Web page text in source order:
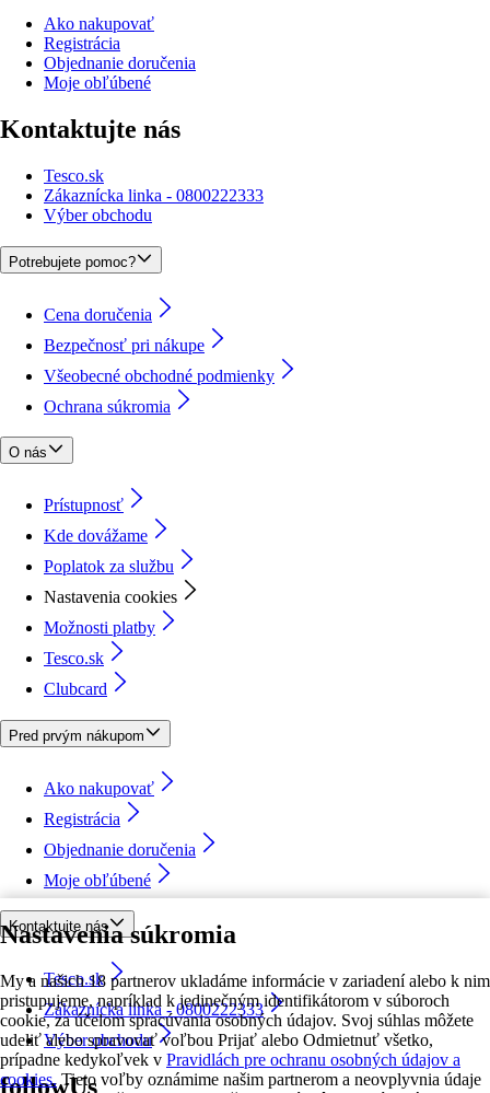
Nastavenia súkromia
My a našich 18 partnerov ukladáme informácie v zariadení alebo k nim
pristupujeme, napríklad k jedinečným identifikátorom v súboroch
cookie, za účelom spracúvania osobných údajov. Svoj súhlas môžete
udeliť alebo spravovať voľbou Prijať alebo Odmietnuť všetko,
prípadne kedykoľvek v Pravidlách pre ochranu osobných údajov a
cookies. Tieto voľby oznámime našim partnerom a neovplyvnia údaje
Ako nakupovať
Registrácia
Objednanie doručenia
Moje obľúbené
Kontaktujte nás
Tesco.sk
Zákaznícka linka - 0800222333
Výber obchodu
Potrebujete pomoc?
Cena doručenia
Bezpečnosť pri nákupe
Všeobecné obchodné podmienky
Ochrana súkromia
O nás
Prístupnosť
Kde dovážame
Poplatok za službu
Nastavenia cookies
Možnosti platby
Tesco.sk
Clubcard
Pred prvým nákupom
Ako nakupovať
Registrácia
Objednanie doručenia
Moje obľúbené
Kontaktujte nás
Tesco.sk
Zákaznícka linka - 0800222333
Výber obchodu
followUs